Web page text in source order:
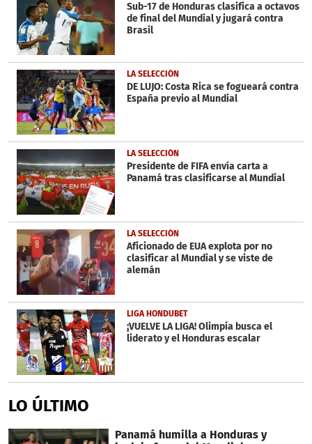
Sub-17 de Honduras clasifica a octavos
de final del Mundial y jugará contra
Brasil
LA SELECCIÓN
DE LUJO: Costa Rica se fogueará contra
España previo al Mundial
LA SELECCIÓN
Presidente de FIFA envía carta a
Panamá tras clasificarse al Mundial
LA SELECCIÓN
Aficionado de EUA explota por no
clasificar al Mundial y se viste de
alemán
LIGA HONDUBET
¡VUELVE LA LIGA! Olimpia busca el
liderato y el Honduras escalar
LO ÚLTIMO
Panamá humilla a Honduras y